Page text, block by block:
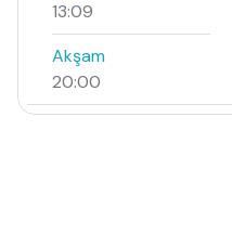
13:09
Akşam
20:00